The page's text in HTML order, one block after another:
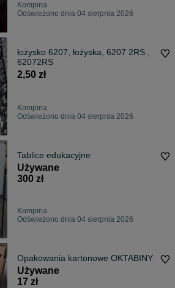
Kompina
Odświeżono dnia 04 sierpnia 2026
łożysko 6207, łożyska, 6207 2RS ,
62072RS
2,50 zł
Kompina
Odświeżono dnia 04 sierpnia 2026
Tablice edukacyjne
Używane
300 zł
Kompina
Odświeżono dnia 04 sierpnia 2026
Opakowania kartonowe OKTABINY
Używane
17 zł